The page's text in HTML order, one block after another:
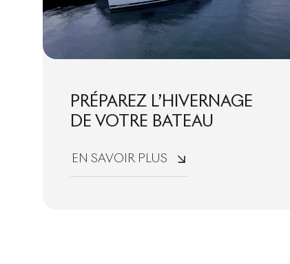
PRÉPAREZ L’HIVERNAGE
DE VOTRE BATEAU
EN SAVOIR PLUS